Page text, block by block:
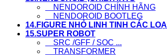
NENDOROID CHÍNH HÃNG
NENDOROID BOOTLEG
14.FIGURE NHỎ LINH TINH CÁC LOẠI
15.SUPER ROBOT
SRC /GFF / SOC ...
TRANSFORMER